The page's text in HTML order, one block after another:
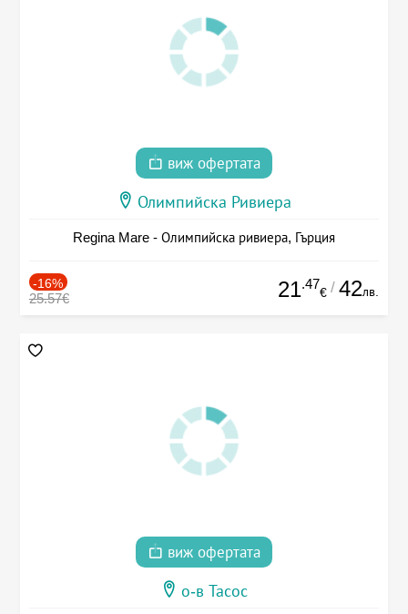
виж офертата
Олимпийска Ривиера
Regina Mare - Олимпийска ривиера, Гърция
-16%
25.57€ 21.47
€ / 42лв.
виж офертата
о-в Тасос